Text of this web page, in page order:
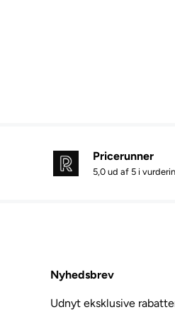
Pricerunner
5,0 ud af 5 i
Nyhedsbrev
Udnyt eksklusive